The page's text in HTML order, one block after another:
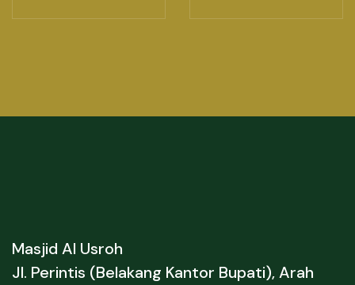
Masjid Al Usroh
Jl. Perintis (Belakang Kantor Bupati), Arah